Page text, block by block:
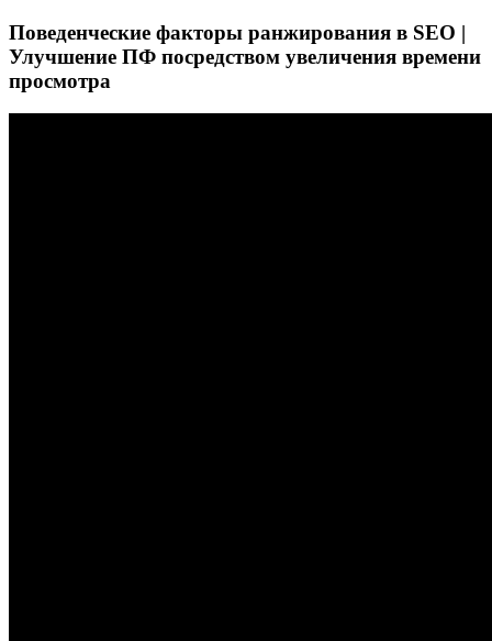
Поведенческие факторы ранжирования в SEO |
Улучшение ПФ посредством увеличения времени
просмотра